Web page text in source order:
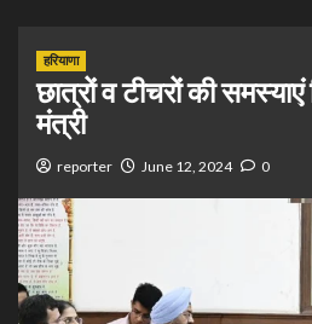
हरियाणा
छात्रों व टीचरों की समस्याएं
मंत्री
reporter June 12, 2024 0